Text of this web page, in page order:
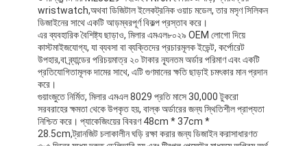
wristwatch,অথবা ডিজিটাল ইলেকট্রনিক ওয়াচ মডেল, তার মসৃণ সিলিকন
ডিজাইনের সাথে একটি আড়ম্বরপূর্ণ বিকল্প প্রস্তাব করে।
এর ব্যবহারিক বৈশিষ্ট্য ছাড়াও, মিলার এমএল৮০২৯ OEM লোগো দিয়ে
কাস্টমাইজযোগ্য, যা ব্যবসা বা ব্যক্তিদের প্রচারমূলক ইভেন্ট, কর্পোরেট
উপহার,বা ব্র্যান্ডের পরিচয়মাত্র ২০ টাকার ন্যূনতম অর্ডার পরিমাণ এবং একটি
প্রতিযোগিতামূলক দামের সাথে, এটি গুণমানের ক্ষতি ছাড়াই চমৎকার মান প্রদান
করে।
গুয়াংজুতে নির্মিত, মিলার এমএল 8029 প্রতি মাসে 30,000 টুকরো
সরবরাহের ক্ষমতা থেকে উপকৃত হয়, বাল্ক অর্ডারের জন্য স্থিতিশীল প্রাপ্যতা
নিশ্চিত করে। প্যাকেজিংয়ের বিবরণ 48cm * 37cm *
28.5cm,ট্রানজিট চলাকালীন ঘড়ি রক্ষা করার জন্য ডিজাইন করাসাধারণত